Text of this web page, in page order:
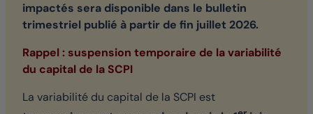
impactés sera disponible dans le bulletin
trimestriel publié à partir de fin juillet 2026.
Rappel : suspension temporaire de la variabilité
du capital de la SCPI
La variabilité du capital de la SCPI est